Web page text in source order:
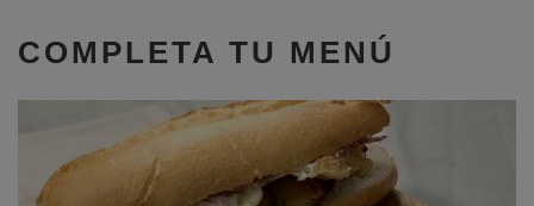
COMPLETA TU MENÚ